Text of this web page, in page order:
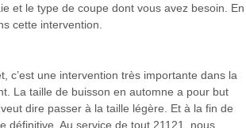
et le type de coupe dont vous avez besoin. En
cette intervention.
c’est une intervention très importante dans la
La taille de buisson en automne a pour but
dire passer à la taille légère. Et à la fin de
définitive. Au service de tout 21121, nous